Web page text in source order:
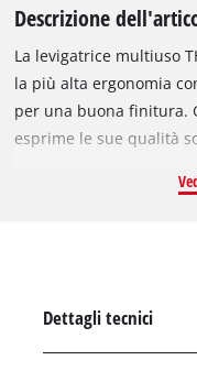
Descrizione
La levigatrice multiuso
la più alta ergonomia
per una buona finitura.
esprime le sue qualità
sistema a fissaggio a
Dispositivo di
raccolta. Grazie ad un
Dettagli tecnici